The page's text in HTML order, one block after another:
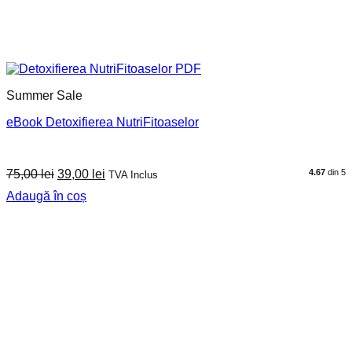
Summer Sale
eBook Detoxifierea NutriFitoaselor
4.67 din 5
75,00lei Prețul
a
39,00 lei Prețul
TVA Inclus
Adaugă în coș